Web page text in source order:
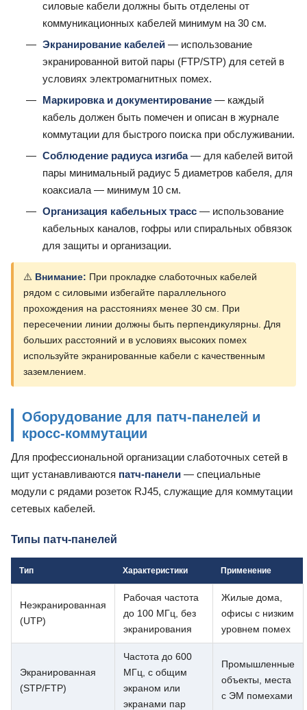
силовые кабели должны быть отделены от
коммуникационных кабелей минимум на 30 см.
Экранирование кабелей — использование
экранированной витой пары (FTP/STP) для сетей в
условиях электромагнитных помех.
Маркировка и документирование — каждый
кабель должен быть помечен и описан в журнале
коммутации для быстрого поиска при обслуживании.
Соблюдение радиуса изгиба— для кабелей витой
пары минимальный радиус 5 диаметров кабеля, для
коаксиала — минимум 10 см.
Организация кабельных трасс — использование
кабельных каналов, гофры или спиральных обвязок
для защиты и организации.
⚠️ Внимание: При прокладке слаботочных кабелей
рядом с силовыми избегайте параллельного
прохождения на расстояниях менее 30 см. При
пересечении линии должны быть перпендикулярны. Для
больших расстояний и в условиях высоких помех
используйте экранированные кабели с качественным
заземлением.
Оборудование для патч-панелей и
кросс-коммутации
Для профессиональной организации слаботочных сетей в
щит устанавливаются патч-панели — специальные
модули с рядами розеток RJ45, служащие для коммутации
сетевых кабелей.
Типы патч-панелей
Тип Характеристики Применение
Неэкранированная
(UTP)
Рабочая частота
до 100 МГц, без
экранирования
Жилые дома,
офисы с низким
уровнем помех
Экранированная
(STP/FTP)
Частота до 600
МГц, с общим
экраном или
экранами пар
Промышленные
объекты, места
с ЭМ помехами